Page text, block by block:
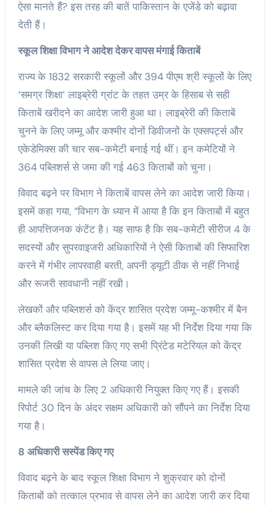
ऐसा मानते हैं? इस तरह की बातें पाकिस्तान के एजेंडे को बढ़ावा
देती हैं।
स्कूल शिक्षा विभाग ने आदेश देकर वापस मंगाई किताबें
राज्य के 1832 सरकारी स्कूलों और 394 पीएम श्री स्कूलों के लिए
‘समग्र शिक्षा’ लाइब्रेरी ग्रांट के तहत उम्र के हिसाब से सही
किताबें खरीदने का आदेश जारी हुआ था। लाइब्रेरी की किताबें
चुनने के लिए जम्मू और कश्मीर दोनों डिवीजनों के एक्सपर्ट्स और
एकेडेमिक्स की चार सब-कमेटी बनाई गई थीं। इन कमेटियों ने
364 पब्लिशर्स से जमा की गई 463 किताबों को चुना।
विवाद बढ़ने पर विभाग ने किताबें वापस लेने का आदेश जारी किया।
इसमें कहा गया, “विभाग के ध्यान में आया है कि इन किताबों में बहुत
ही आपत्तिजनक कंटेंट है। यह साफ है कि सब-कमेटी सीरीज 4 के
सदस्यों और सुपरवाइजरी अधिकारियों ने ऐसी किताबों की सिफारिश
करने में गंभीर लापरवाही बरती, अपनी ड्यूटी ठीक से नहीं निभाई
और रूजरी सावधानी नहीं रखी।
लेखकों और पब्लिशर्स को केंद्र शासित प्रदेश जम्मू-कश्मीर में बैन
और ब्लैकलिस्ट कर दिया गया है। इसमें यह भी निर्देश दिया गया कि
उनकी लिखी या पब्लिश किए गए सभी प्रिंटेड मटेरियल को केंद्र
शासित प्रदेश से वापस ले लिया जाए।
मामले की जांच के लिए 2 अधिकारी नियुक्त किए गए हैं। इसकी
रिपोर्ट 30 दिन के अंदर सक्षम अधिकारी को सौंपने का निर्देश दिया
गया है।
8 अधिकारी सस्पेंड किए गए
विवाद बढ़ने के बाद स्कूल शिक्षा विभाग ने शुक्रवार को दोनों
किताबों को तत्काल प्रभाव से वापस लेने का आदेश जारी कर दिया